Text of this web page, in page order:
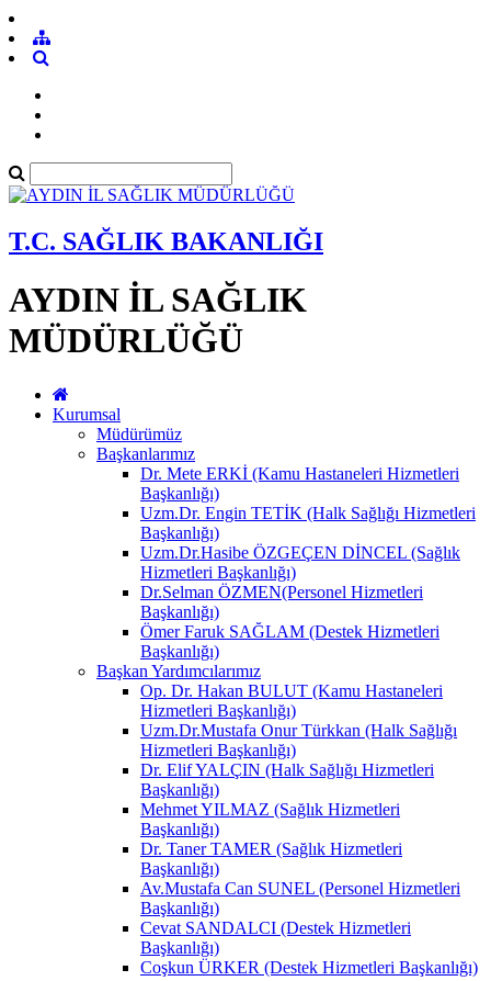
T.C. SAĞLIK BAKANLIĞI
AYDIN İL SAĞLIK
MÜDÜRLÜĞÜ
Kurumsal
Müdürümüz
Başkanlarımız
Dr. Mete ERKİ (Kamu Hastaneleri Hizmetleri
Başkanlığı)
Uzm.Dr. Engin TETİK (Halk Sağlığı Hizmetleri
Başkanlığı)
Uzm.Dr.Hasibe ÖZGEÇEN DİNCEL (Sağlık
Hizmetleri Başkanlığı)
Dr.Selman ÖZMEN(Personel Hizmetleri
Başkanlığı)
Ömer Faruk SAĞLAM (Destek Hizmetleri
Başkanlığı)
Başkan Yardımcılarımız
Op. Dr. Hakan BULUT (Kamu Hastaneleri
Hizmetleri Başkanlığı)
Uzm.Dr.Mustafa Onur Türkkan (Halk Sağlığı
Hizmetleri Başkanlığı)
Dr. Elif YALÇIN (Halk Sağlığı Hizmetleri
Başkanlığı)
Mehmet YILMAZ (Sağlık Hizmetleri
Başkanlığı)
Dr. Taner TAMER (Sağlık Hizmetleri
Başkanlığı)
Av.Mustafa Can SUNEL (Personel Hizmetleri
Başkanlığı)
Cevat SANDALCI (Destek Hizmetleri
Başkanlığı)
Coşkun ÜRKER (Destek Hizmetleri Başkanlığı)